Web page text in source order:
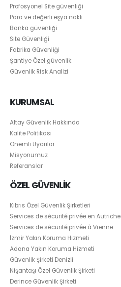
Profosyonel Site güvenliği
Para ve değerli eşya nakli
Banka güvenliği
Site Güvenliği
Fabrika Güvenliği
Şantiye Özel güvenlik
Güvenlik Risk Analizi
KURUMSAL
Altay Güvenlik Hakkında
Kalite Politikası
Önemli Uyarılar
Misyonumuz
Referanslar
ÖZEL GÜVENLİK
Kıbrıs Özel Güvenlik Şirketleri
Services de sécurité privée en Autriche
Services de sécurité privée à Vienne
İzmir Yakın Koruma Hizmeti
Adana Yakın Koruma Hizmeti
Güvenlik Şirketi Denizli
Nişantaşı Özel Güvenlik Şirketi
Derince Güvenlik Şirketi